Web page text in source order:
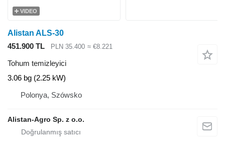
VIDEO
Alistan ALS-30
451.900 TL
PLN 35.400 ≈ €8.221
Tohum temizleyici
3.06 bg (2.25 kW)
Polonya, Szówsko
Alistan-Agro Sp. z o.o.